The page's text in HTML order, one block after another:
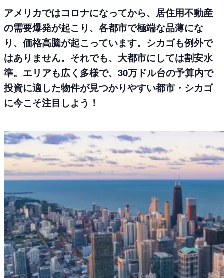
アメリカではコロナになってから、居住用不動産
の需要爆発が起こり、各都市で極端な品薄にな
り、価格高騰が起こっています。シカゴも例外で
はありません。それでも、大都市にしては割安水
準。エリアも広く多様で、30万ドル台の予算内で
投資に適した物件が見つかりやすい都市・シカゴ
に今こそ注目しよう！